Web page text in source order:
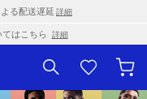
る配送遅延 詳細
てはこちら 詳細